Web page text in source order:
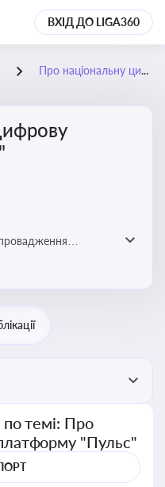
ВХІД ДО LIGA360
Про національну цифрову платформу "Пульс"
має на меті
зручну взаємодію
темі: Про
"Пульс"